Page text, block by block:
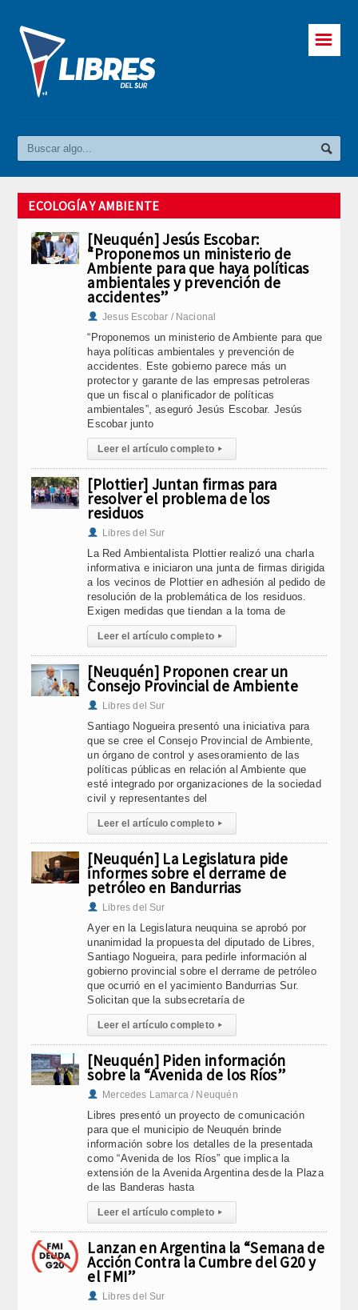
☰
ECOLOGÍA Y AMBIENTE
[Neuquén] Jesús Escobar:
“Proponemos un ministerio de
Ambiente para que haya políticas
ambientales y prevención de
accidentes”
Jesus Escobar / Nacional
“Proponemos un ministerio de Ambiente para que
haya políticas ambientales y prevención de
accidentes. Este gobierno parece más un
protector y garante de las empresas petroleras
que un fiscal o planificador de políticas
ambientales”, aseguró Jesús Escobar. Jesús
Escobar junto
Leer el artículo completo ▸
[Plottier] Juntan firmas para
resolver el problema de los
residuos
Libres del Sur
La Red Ambientalista Plottier realizó una charla
informativa e iniciaron una junta de firmas dirigida
a los vecinos de Plottier en adhesión al pedido de
resolución de la problemática de los residuos.
Exigen medidas que tiendan a la toma de
Leer el artículo completo ▸
[Neuquén] Proponen crear un
Consejo Provincial de Ambiente
Libres del Sur
Santiago Nogueira presentó una iniciativa para
que se cree el Consejo Provincial de Ambiente,
un órgano de control y asesoramiento de las
políticas públicas en relación al Ambiente que
esté integrado por organizaciones de la sociedad
civil y representantes del
Leer el artículo completo ▸
[Neuquén] La Legislatura pide
informes sobre el derrame de
petróleo en Bandurrias
Libres del Sur
Ayer en la Legislatura neuquina se aprobó por
unanimidad la propuesta del diputado de Libres,
Santiago Nogueira, para pedirle información al
gobierno provincial sobre el derrame de petróleo
que ocurrió en el yacimiento Bandurrias Sur.
Solicitan que la subsecretaría de
Leer el artículo completo ▸
[Neuquén] Piden información
sobre la “Avenida de los Ríos”
Mercedes Lamarca / Neuquén
Libres presentó un proyecto de comunicación
para que el municipio de Neuquén brinde
información sobre los detalles de la presentada
como “Avenida de los Ríos” que implica la
extensión de la Avenida Argentina desde la Plaza
de las Banderas hasta
Leer el artículo completo ▸
Lanzan en Argentina la “Semana de
Acción Contra la Cumbre del G20 y
el FMI”
Libres del Sur